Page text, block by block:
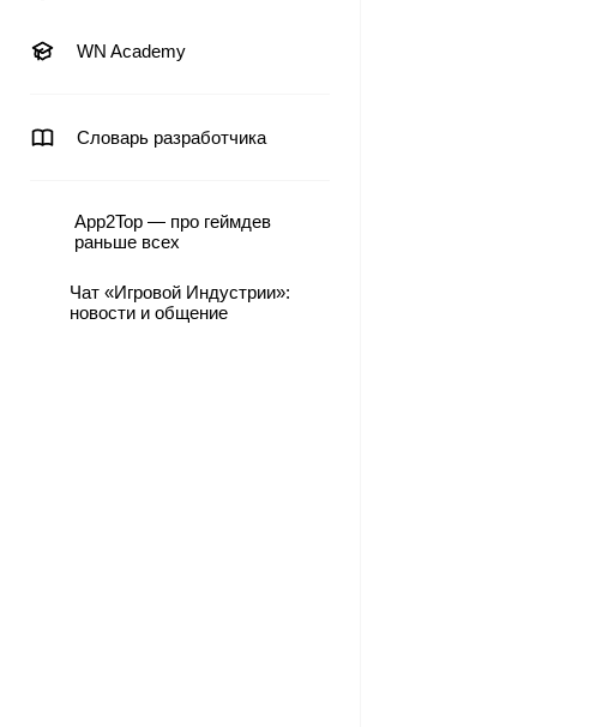
WN Academy
Словарь разработчика
App2Top — про геймдев
раньше всех
Чат «Игровой Индустрии»:
новости и общение